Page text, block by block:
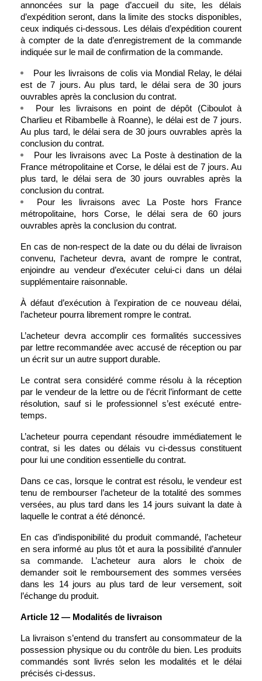
annoncées sur la page d’accueil du site, les délais
d’expédition seront, dans la limite des stocks disponibles,
ceux indiqués ci-dessous. Les délais d’expédition courent
à compter de la date d’enregistrement de la commande
indiquée sur le mail de confirmation de la commande.
Pour les livraisons de colis via Mondial Relay, le délai
est de 7 jours. Au plus tard, le délai sera de 30 jours
ouvrables après la conclusion du contrat.
Pour les livraisons en point de dépôt (Ciboulot à
Charlieu et Ribambelle à Roanne), le délai est de 7 jours.
Au plus tard, le délai sera de 30 jours ouvrables après la
conclusion du contrat.
Pour les livraisons avec La Poste à destination de la
France métropolitaine et Corse, le délai est de 7 jours. Au
plus tard, le délai sera de 30 jours ouvrables après la
conclusion du contrat.
Pour les livraisons avec La Poste
hors France
métropolitaine, hors Corse, le délai sera de 60 jours
ouvrables après la conclusion du contrat.
En cas de non-respect de la date ou du délai de livraison
convenu, l’acheteur devra, avant de rompre le contrat,
enjoindre au vendeur d’exécuter celui-ci dans un délai
supplémentaire raisonnable.
À défaut d’exécution à l’expiration de ce nouveau délai,
l’acheteur pourra librement rompre le contrat.
L’acheteur devra accomplir ces formalités successives
par lettre recommandée avec accusé de réception ou par
un écrit sur un autre support durable.
Le contrat sera considéré comme résolu à la réception
par le vendeur de la lettre ou de l’écrit l’informant de cette
résolution, sauf si le professionnel s’est exécuté entre-
temps.
L’acheteur pourra cependant résoudre immédiatement le
contrat, si les dates ou délais vu ci-dessus constituent
pour lui une condition essentielle du contrat.
Dans ce cas, lorsque le contrat est résolu, le vendeur est
tenu de rembourser l’acheteur de la totalité des sommes
versées, au plus tard dans les 14 jours suivant la date à
laquelle le contrat a été dénoncé.
En cas d’indisponibilité du produit commandé, l’acheteur
en sera informé au plus tôt et aura la possibilité d’annuler
sa commande. L’acheteur aura alors le choix de
demander soit le remboursement des sommes versées
dans les 14 jours au plus tard de leur versement, soit
l’échange du produit.
Article 12 — Modalités de livraison
La livraison s’entend du transfert au consommateur de la
possession physique ou du contrôle du bien. Les produits
commandés sont livrés selon les modalités et le délai
précisés ci-dessus.